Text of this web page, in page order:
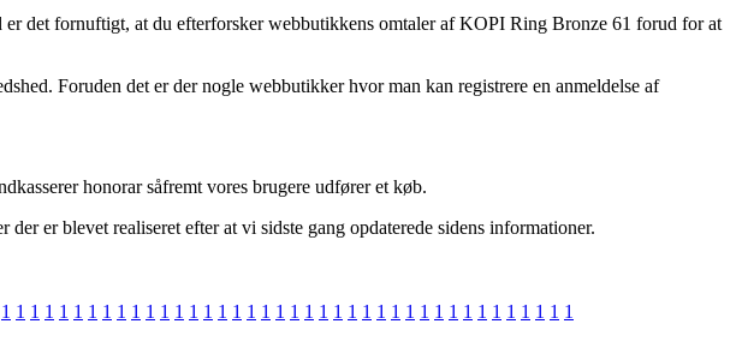
det fornuftigt, at du efterforsker webbutikkens omtaler af KOPI Ring Bronze 61 forud for at
Foruden det er der nogle webbutikker hvor man kan registrere en anmeldelse af
honorar såfremt vores brugere udfører et køb.
er blevet realiseret efter at vi sidste gang opdaterede sidens informationer.
1 1 1 1 1 1 1 1 1 1 1 1 1 1 1 1 1 1 1 1 1 1 1 1 1 1 1 1 1 1 1 1 1 1 1 1 1 1 1 1